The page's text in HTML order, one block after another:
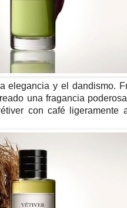
elegancia y el dandismo.
una fragancia
con café ligeramente